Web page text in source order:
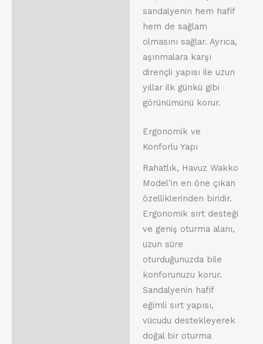
sandalyenin hem hafif
hem de sağlam
olmasını sağlar. Ayrıca,
aşınmalara karşı
dirençli yapısı ile uzun
yıllar ilk günkü gibi
görünümünü korur.
Ergonomik ve
Konforlu Yapı
Rahatlık, Havuz Wakko
Model’in en öne çıkan
özelliklerinden biridir.
Ergonomik sırt desteği
ve geniş oturma alanı,
uzun süre
oturduğunuzda bile
konforunuzu korur.
Sandalyenin hafif
eğimli sırt yapısı,
vücudu destekleyerek
doğal bir oturma